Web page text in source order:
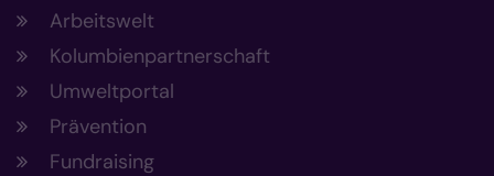
Arbeitswelt
Kolumbienpartnerschaft
Umweltportal
Prävention
Fundraising